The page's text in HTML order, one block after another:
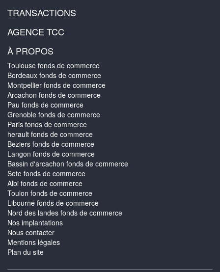
TRANSACTIONS
AGENCE TCC
À PROPOS
Toulouse fonds de commerce
Bordeaux fonds de commerce
Montpellier fonds de commerce
Arcachon fonds de commerce
Pau fonds de commerce
Grenoble fonds de commerce
Paris fonds de commerce
herault fonds de commerce
Beziers fonds de commerce
Langon fonds de commerce
Bassin d'arcachon fonds de commerce
Sete fonds de commerce
Albi fonds de commerce
Toulon fonds de commerce
Libourne fonds de commerce
Nord des landes fonds de commerce
Nos implantations
Nous contacter
Mentions légales
Plan du site